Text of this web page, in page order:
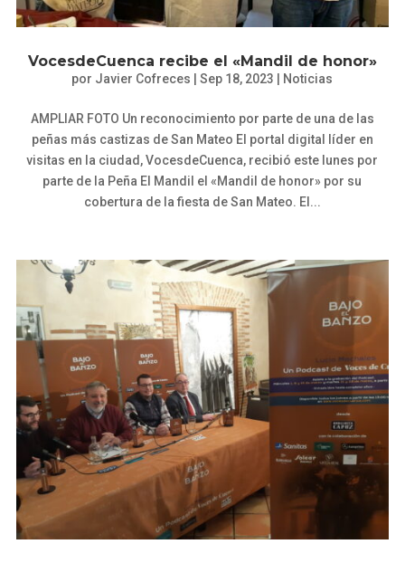
VocesdeCuenca recibe el «Mandil de honor»
por Javier Cofreces |Sep 18, 2023 Noticias
AMPLIAR FOTO Un reconocimiento por parte de una de las
peñas más castizas de San Mateo El portal digital líder en
visitas en la ciudad, VocesdeCuenca, recibió este lunes por
parte de la Peña El Mandil el «Mandil de honor» por su
cobertura de la fiesta de San Mateo. El...